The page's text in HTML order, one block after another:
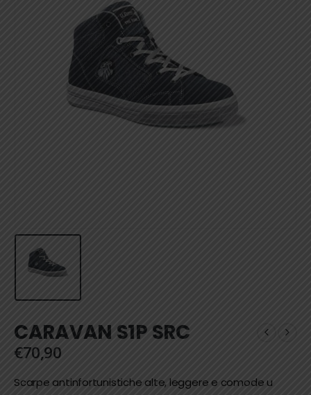
CARAVAN S1P SRC
€70,90
Scarpe antinfortunistiche alte, leggere e comode u